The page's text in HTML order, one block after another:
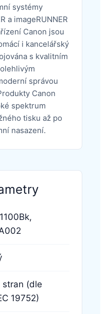
systémy
a imageRUNNER
Canon jsou
i kancelářský
s kvalitním
správou
Canon
spektrum
tisku až po
nasazení.
(dle
19752)